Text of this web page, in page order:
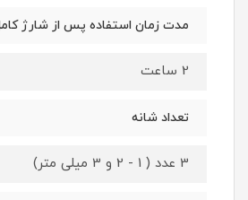
مدت زمان استفاده پس از شارژ
2 ساعت
تعداد شانه
3 عدد ( 1 - 2 و 3 میلی متر)